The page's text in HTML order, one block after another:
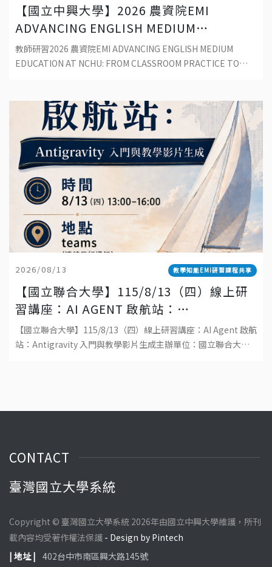
【國立中興大學】2026 農資院EMI
ADVANCING ENGLISH MEDIUM
EDUCATION AT NCHU: FROM
CLASSROOM PRACTICE TO
教師研習2026 農資院EMI ADVANCING ENGLISH MEDIUM
EDUCATION AT NCHU: FROM CLASSROOM PRACTICE TO
2026/08/13 教學知能EMI研習課程共享
【國立聯合大學】115/8/13（四）線上研
習講座：AI AGENT 啟航站：
ANTIGRAVITY 入門與教學影片生成
【國立聯合大學】115/8/13（四）線上研習講座：AI Agent 啟航
站：Antigravity 入門與教學影片生成主辦單位：國立聯合大學
CONTACT
臺灣國立大學系統
Copyright © 臺灣國立大學系統 2026年由國立中興大學維護，所刊
載內容均受著作權法保護 - Design by Pintech
| 地址 | 402台中市南區興大路145號